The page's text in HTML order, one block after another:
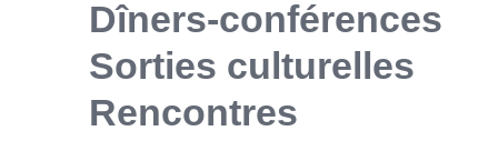
Dîners-conférences
Sorties culturelles
Rencontres